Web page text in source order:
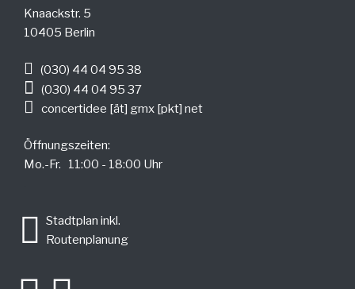
Knaackstr. 5
10405 Berlin
(030) 44 04 95 38
(030) 44 04 95 37
concertidee [ät] gmx [pkt] net
Öffnungszeiten:
Mo.-Fr. 11:00 - 18:00 Uhr
Stadtplan inkl.
Routenplanung